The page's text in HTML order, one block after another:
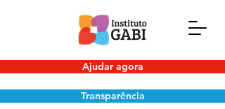
Ajudar agora
Transparência